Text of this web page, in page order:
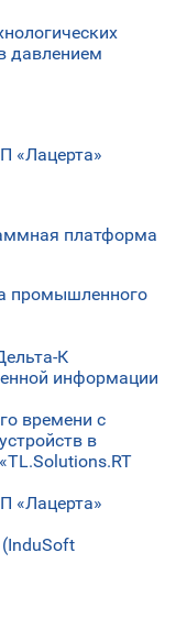
давлением
«Лацерта»
платформа
промышленного
К
информации
времени с
в
«Лацерта»